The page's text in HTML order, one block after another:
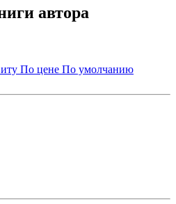
автора
По цене По умолчанию